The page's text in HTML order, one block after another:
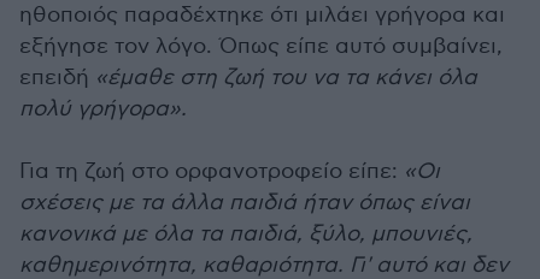
ηθοποιός παραδέχτηκε ότι μιλάει γρήγορα και
εξήγησε τον λόγο. Όπως είπε αυτό συμβαίνει,
επειδή «έμαθε στη ζωή του να τα κάνει όλα
πολύ γρήγορα».
Για τη ζωή στο ορφανοτροφείο είπε: «Οι
σχέσεις με τα άλλα παιδιά ήταν όπως είναι
κανονικά με όλα τα παιδιά, ξύλο, μπουνιές,
καθημερινότητα, καθαριότητα. Γι' αυτό και δεν